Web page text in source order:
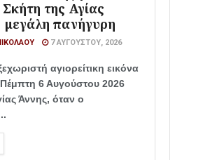
της Αγίας
μεγάλη πανήγυρη
7 ΑΥΓΟΎΣΤΟΥ, 2026
αγιορείτικη εικόνα
Πέμπτη 6 Αυγούστου 2026
Άννης, όταν ο